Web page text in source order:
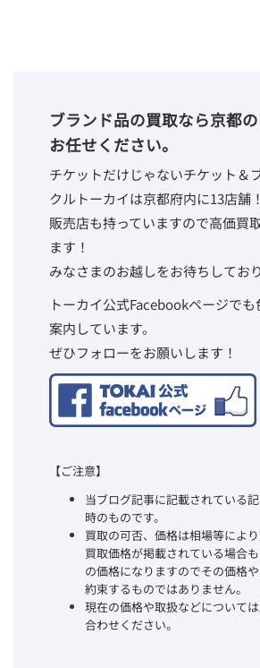
ブランド品の買取なら京都
お任せください。
チケットだけじゃないチケット＆
クルトーカイは京都府内に13店舗！
販売店も持っていますので高価買
ます！
みなさまのお越しをお待ちしてお
トーカイ公式Facebookページで
案内しています。
ぜひフォローをお願いします！
【ご注意】
当ブログ記事に記載されている
時のものです。
買取の可否、価格は相場等により
買取価格が掲載されている場合
の価格になりますのでその価格
約束するものではありません。
現在の価格や取扱などについて
合わせください。